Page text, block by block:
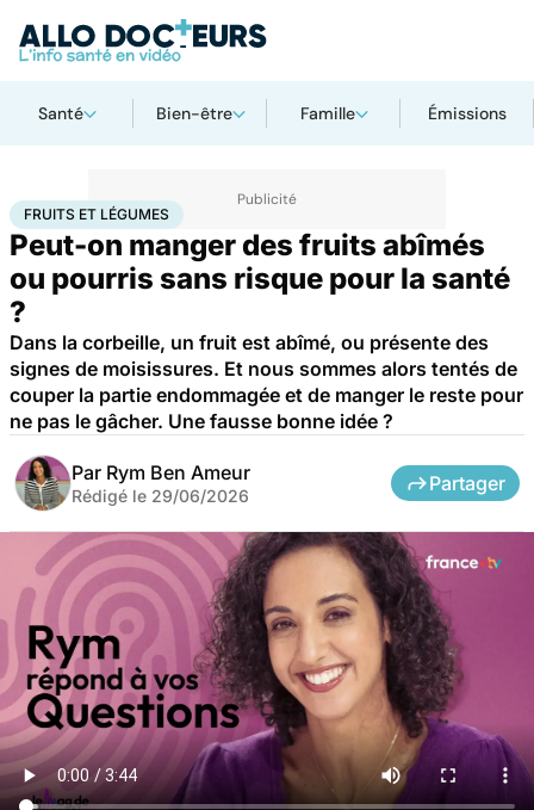
Santé Bien-être Famille Émissions
AccueilBien-êtreNutrition Fruits et légumes
FRUITS ET LÉGUMES
Peut-on manger des fruits abîmés
ou pourris sans risque pour la santé
?
Dans la corbeille, un fruit est abîmé, ou présente des
signes de moisissures. Et nous sommes alors tentés de
couper la partie endommagée et de manger le reste pour
ne pas le gâcher. Une fausse bonne idée ?
Par Rym Ben Ameur
Rédigé le 29/06/2026
Partager